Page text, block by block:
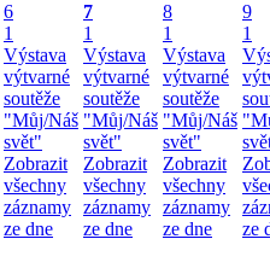
6
1
Výstava
výtvarné
soutěže
"Můj/Náš
svět"
Zobrazit
všechny
záznamy
ze dne
7
1
Výstava
výtvarné
soutěže
"Můj/Náš
svět"
Zobrazit
všechny
záznamy
ze dne
8
1
Výstava
výtvarné
soutěže
"Můj/Náš
svět"
Zobrazit
všechny
záznamy
ze dne
9
1
ze